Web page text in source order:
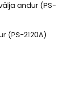
andur (PS-
(PS-2120A)